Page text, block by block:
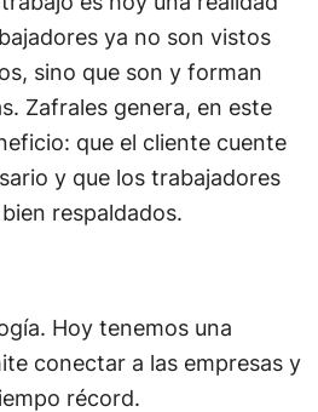
ya no son vistos
sino que son y forman
Zafrales genera, en este
que el cliente cuente
y que los trabajadores
respaldados.
Hoy tenemos una
conectar a las empresas y
récord.